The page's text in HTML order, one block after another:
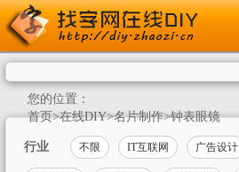
您的位置：
首页>在线DIY>名片制作>钟表眼镜
行业 不限 IT互联网 广告设计